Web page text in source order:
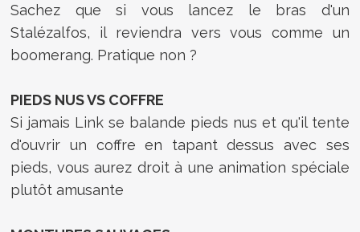
Sachez que si vous lancez le bras d'un
Stalézalfos, il reviendra vers vous comme un
boomerang. Pratique non ?
PIEDS NUS VS COFFRE
Si jamais Link se balande pieds nus et qu'il tente
d'ouvrir un coffre en tapant dessus avec ses
pieds, vous aurez droit à une animation spéciale
plutôt amusante